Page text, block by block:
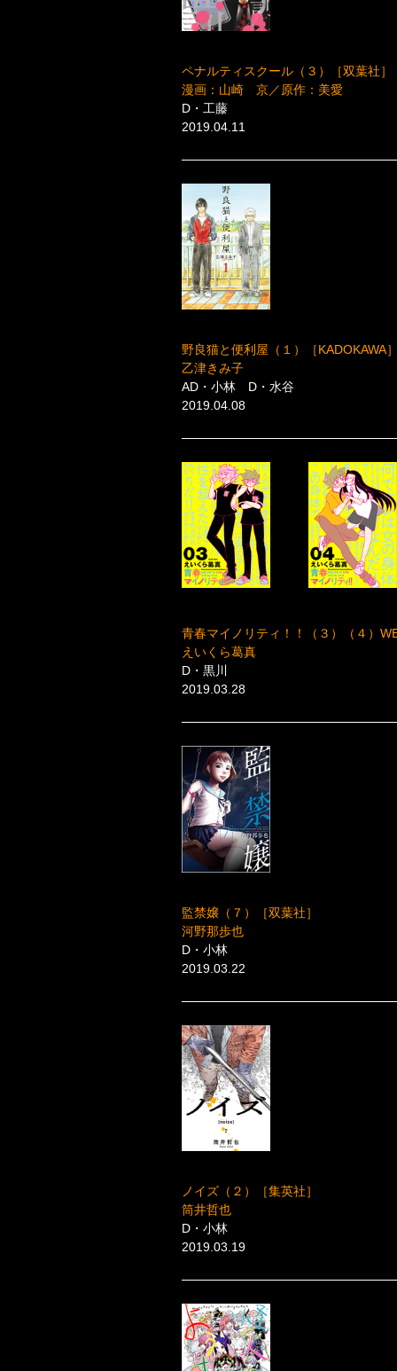
ペナルティスクール（３）［双葉社］
漫画：山崎 京／原作：美愛
D・工藤
2019.04.11
野良猫と便利屋（１）［KADOKAWA
乙津きみ子
AD・小林 D・水谷
2019.04.08
青春マイノリティ！！（３）（４）
えいくら葛真
D・黒川
2019.03.28
監禁嬢（７）［双葉社］
河野那歩也
D・小林
2019.03.22
ノイズ（２）［集英社］
筒井哲也
D・小林
2019.03.19